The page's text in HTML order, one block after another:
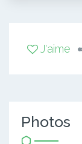
J'aime
Photos